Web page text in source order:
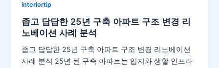
interiortip
좁고 답답한 25년 구축 아파트 구조 변경 리
노베이션 사례 분석
좁고 답답한 25년 구축 아파트 구조 변경 리노베이션
사례 분석 25년 된 구축 아파트는 입지와 생활 인프라